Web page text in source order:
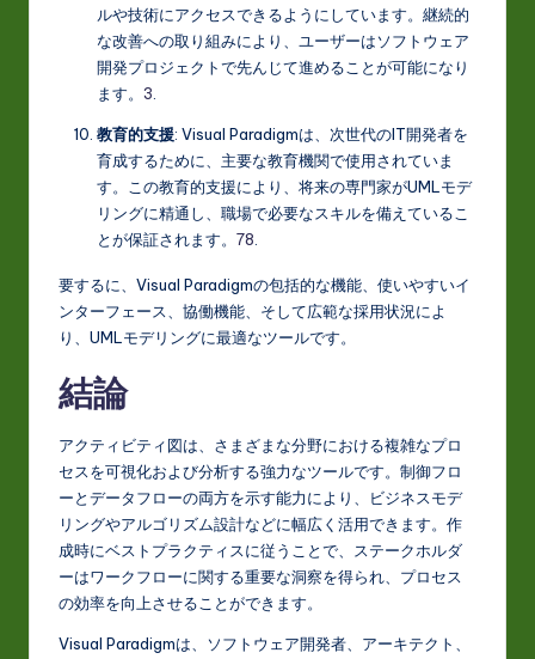
ルや技術にアクセスできるようにしています。継続的
な改善への取り組みにより、ユーザーはソフトウェア
開発プロジェクトで先んじて進めることが可能になり
ます。 3
教育的支援: Visual Paradigmは、次世代のIT開発者を
育成するために、主要な教育機関で使用されていま
す。この教育的支援により、将来の専門家がUMLモデ
リングに精通し、職場で必要なスキルを備えているこ
とが保証されます。 78
要するに、Visual Paradigmの包括的な機能、使いやすいイ
ンターフェース、協働機能、そして広範な採用状況によ
り、UMLモデリングに最適なツールです。
結論
アクティビティ図は、さまざまな分野における複雑なプロ
セスを可視化および分析する強力なツールです。制御フロ
ーとデータフローの両方を示す能力により、ビジネスモデ
リングやアルゴリズム設計などに幅広く活用できます。作
成時にベストプラクティスに従うことで、ステークホルダ
ーはワークフローに関する重要な洞察を得られ、プロセス
の効率を向上させることができます。
Visual Paradigmは、ソフトウェア開発者、アーキテクト、